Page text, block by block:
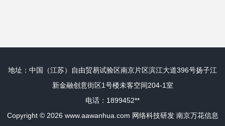
地址：中国（江苏）自由贸易试验区南京片区滨江大道396号扬子江
新金融创意街区1号楼未客空间204-1室
电话：1899452**
Copyright © 2026 www.aawanhua.com 网络科技研发 南京万花信息